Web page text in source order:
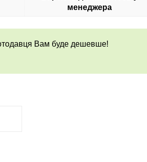
менеджера
Вам буде дешевше!